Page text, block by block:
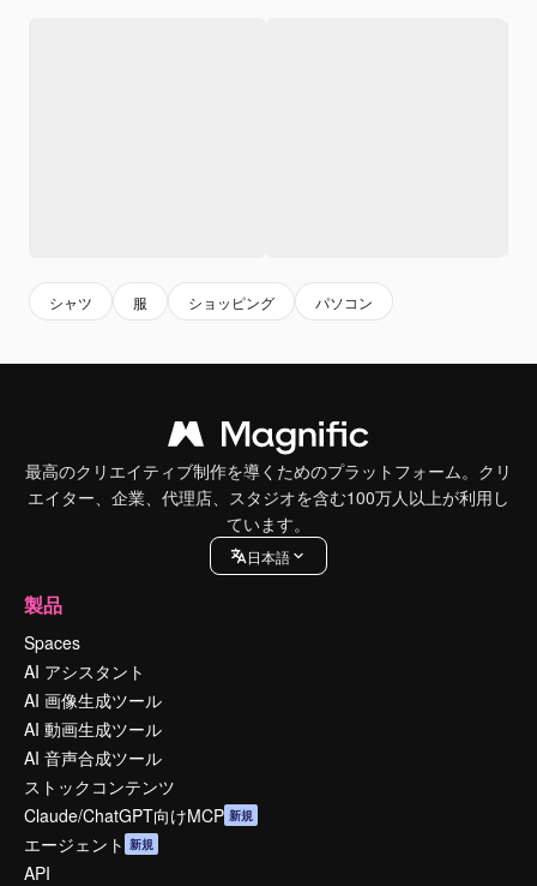
シャツ 服 ショッピング パソコン
最高のクリエイティブ制作を導くためのプラットフォーム。クリ
エイター、企業、代理店、スタジオを含む100万人以上が利用し
ています。
日本語
製品
Spaces
AI アシスタント
AI 画像生成ツール
AI 動画生成ツール
AI 音声合成ツール
ストックコンテンツ
Claude/ChatGPT向けMCP 新規
エージェント 新規
API